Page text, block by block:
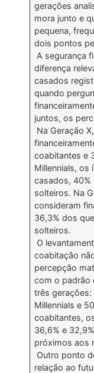
gerações
mora junto e
pequena,
dois pontos
A segurança
diferença
casados
quando
juntos, os
Na Geração
coabitantes e
Millennials, os
casados, 40%
solteiros. Na
consideram
36,3% dos
solteiros.
O
coabitação
percepção
com o padrão
três gerações:
Millennials e
coabitantes,
36,6% e
próximos aos
Outro ponto
relação ao